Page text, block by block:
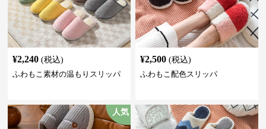
¥2,240 (税込)
ふわもこ素材の温もりスリッパ
¥2,500 (税込)
ふわもこ配色スリッパ
人気